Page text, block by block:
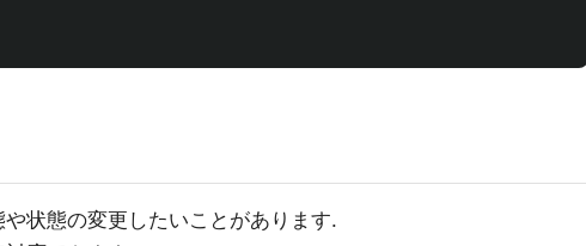
状態の変更したいことがあります.